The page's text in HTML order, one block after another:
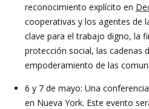
reconocimiento explícito en
cooperativas y los agentes de
clave para el trabajo digno, la
protección social, las cadenas
empoderamiento de las
6 y 7 de mayo: Una
en Nueva York. Este evento